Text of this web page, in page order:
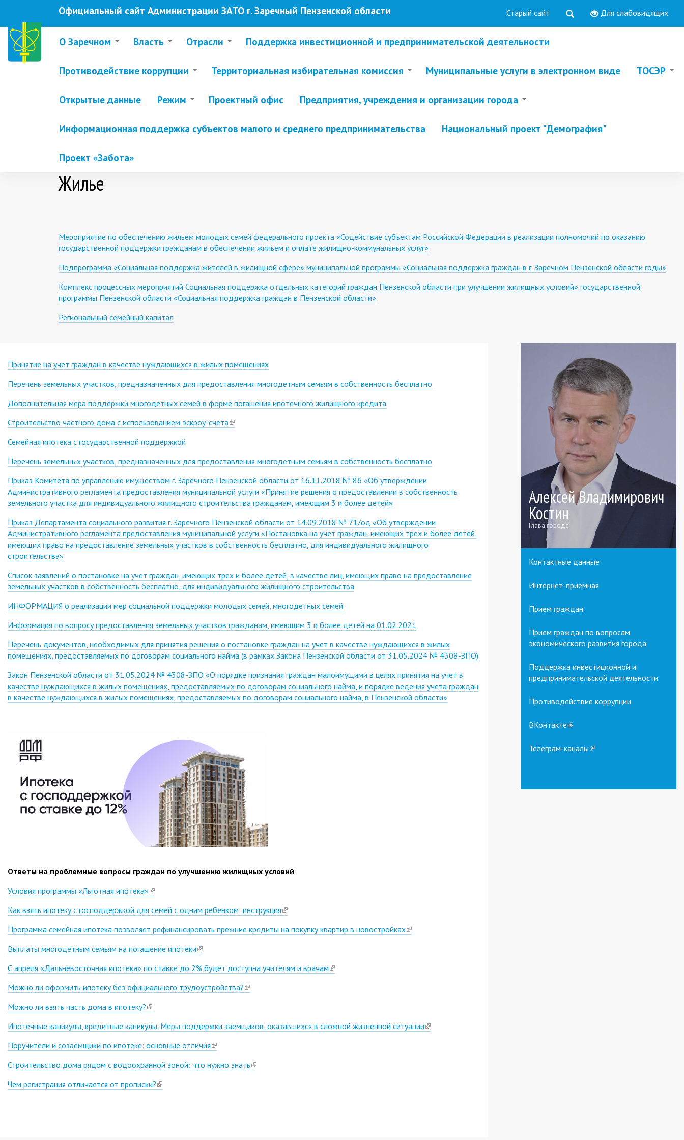
основному
содержанию
Официальный сайт Администрации ЗАТО г. Заречный Пензенской области Старый сайт Для слабовидящих
О Заречном Власть Отрасли Поддержка инвестиционной и предпринимательской деятельности
Противодействие коррупции Территориальная избирательная комиссия Муниципальные услуги в электронном виде ТОСЭР
Открытые данные Режим Проектный офис Предприятия, учреждения и организации города
Информационная поддержка субъектов малого и среднего предпринимательства Национальный проект "Демография"
Проект «Забота»
Жилье
Мероприятие по обеспечению жильем молодых семей федерального проекта «Содействие субъектам Российской Федерации в реализации полномочий по оказанию
государственной поддержки гражданам в обеспечении жильем и оплате жилищно-коммунальных услуг»
Подпрограмма «Социальная поддержка жителей в жилищной сфере» муниципальной программы «Социальная поддержка граждан в г. Заречном Пензенской области годы»
Комплекс процессных мероприятий Социальная поддержка отдельных категорий граждан Пензенской области при улучшении жилищных условий» государственной
программы Пензенской области «Социальная поддержка граждан в Пензенской области»
Региональный семейный капитал
Принятие на учет граждан в качестве нуждающихся в жилых помещениях
Перечень земельных участков, предназначенных для предоставления многодетным семьям в собственность бесплатно
Дополнительная мера поддержки многодетных семей в форме погашения ипотечного жилищного кредита
Строительство частного дома с использованием эcкроу-счета(link
Семейная ипотека с государственной поддержкой
Перечень земельных участков, предназначенных для предоставления многодетным семьям в собственность бесплатно
Приказ Комитета по управлению имуществом г. Заречного Пензенской области от 16.11.2018 № 86 «Об утверждении
Административного регламента предоставления муниципальной услуги «Принятие решения о предоставлении в собственность
земельного участка для индивидуального жилищного строительства гражданам, имеющим 3 и более детей»
Приказ Департамента социального развития г. Заречного Пензенской области от 14.09.2018 № 71/од «Об утверждении
Административного регламента предоставления муниципальной услуги «Постановка на учет граждан, имеющих трех и более детей,
имеющих право на предоставление земельных участков в собственность бесплатно, для индивидуального жилищного
строительства»
Список заявлений о постановке на учет граждан, имеющих трех и более детей, в качестве лиц, имеющих право на предоставление
земельных участков в собственность бесплатно, для индивидуального жилищного строительства
ИНФОРМАЦИЯ о реализации мер социальной поддержки молодых семей, многодетных семей
Информация по вопросу предоставления земельных участков гражданам, имеющим 3 и более детей на 01.02.2021
Перечень документов, необходимых для принятия решения о постановке граждан на учет в качестве нуждающихся в жилых
помещениях, предоставляемых по договорам социального найма (в рамках Закона Пензенской области от 31.05.2024 № 4308-ЗПО)
Закон Пензенской области от 31.05.2024 № 4308-ЗПО «О порядке признания граждан малоимущими в целях принятия на учет в
качестве нуждающихся в жилых помещениях, предоставляемых по договорам социального найма, и порядке ведения учета граждан
в качестве нуждающихся в жилых помещениях, предоставляемых по договорам социального найма, в Пензенской области»
Ответы на проблемные вопросы граждан по улучшению жилищных условий
Условия программы «Льготная ипотека»(link
external)
Как взять ипотеку с господдержкой для семей с одним ребенком: инструкция(link
external)
Программа семейная ипотека позволяет рефинансировать прежние кредиты на покупку квартир в новостройках(link
Выплаты многодетным семьям на погашение ипотеки(link
external)
С апреля «Дальневосточная ипотека» по ставке до 2% будет доступна учителям и врачам(link
Можно ли оформить ипотеку без официального трудоустройства?(link
Можно ли взять часть дома в ипотеку?(link
external)
Ипотечные каникулы, кредитные каникулы. Меры поддержки заемщиков, оказавшихся в сложной жизненной ситуации(link
Поручители и созаёмщики по ипотеке: основные отличия(link
external)
Строительство дома рядом с водоохранной зоной: что нужно знать(link
Чем регистрация отличается от прописки?(link
Алексей Владимирович
Костин
Глава города
Контактные данные
Интернет-приемная
Прием граждан
Прием граждан по вопросам
экономического развития города
Поддержка инвестиционной и
предпринимательской деятельности
Противодействие коррупции
ВКонтакте(link
external)
Телеграм-каналы(link